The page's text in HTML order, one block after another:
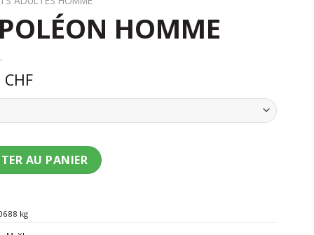
HOMME
CHF
Napoléon homme
AU PANIER
kg